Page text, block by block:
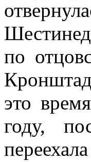
по
это
году,